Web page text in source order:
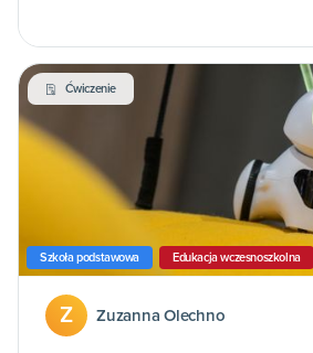
Ćwiczenie
Szkoła podstawowa Edukacja wczesnoszkolna
Z Zuzanna Olechno